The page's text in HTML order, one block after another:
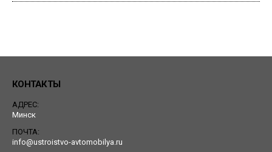
КОНТАКТЫ
АДРЕС:
Минск
ПОЧТА:
info@ustroistvo-avtomobilya.ru